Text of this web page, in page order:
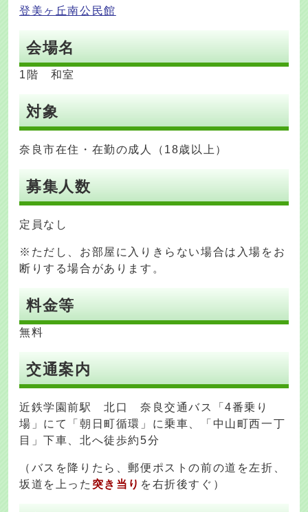
登美ヶ丘南公民館
会場名
1階 和室
対象
奈良市在住・在勤の成人（18歳以上）
募集人数
定員なし
※ただし、お部屋に入りきらない場合は入場をお
断りする場合があります。
料金等
無料
交通案内
近鉄学園前駅 北口 奈良交通バス「4番乗り
場」にて「朝日町循環」に乗車、「中山町西一丁
目」下車、北へ徒歩約5分
（バスを降りたら、郵便ポストの前の道を左折、
坂道を上った 突き当り を右折後すぐ）